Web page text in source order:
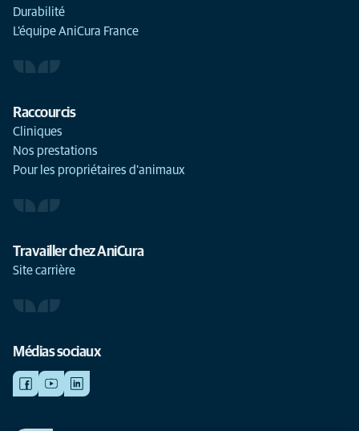
Durabilité
L'équipe AniCura France
Raccourcis
Cliniques
Nos prestations
Pour les propriétaires d'animaux
Travailler chez AniCura
Site carrière
Médias sociaux